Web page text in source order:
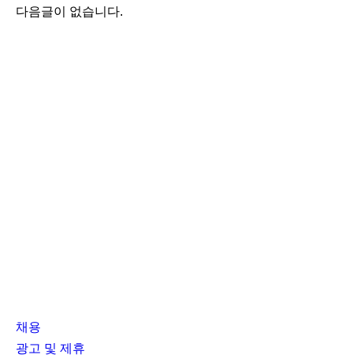
다음글이 없습니다.
채용
광고 및 제휴